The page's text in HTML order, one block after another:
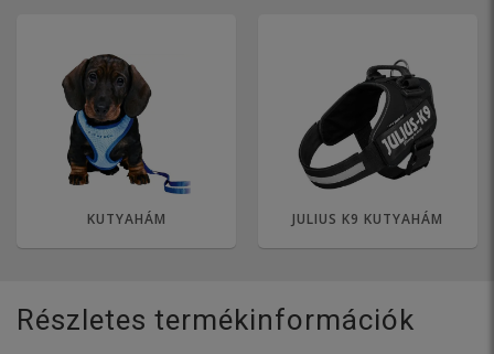
KUTYAHÁM JULIUS K9 KUTYAHÁM
Részletes termékinformációk